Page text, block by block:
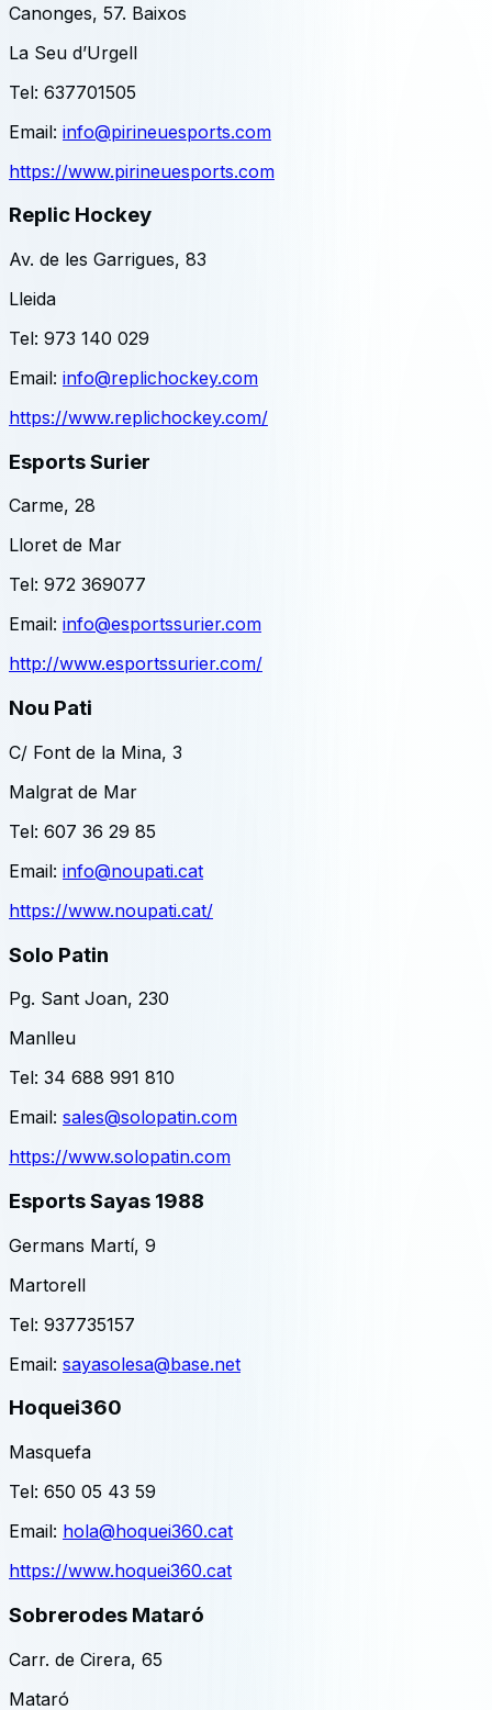
Canonges, 57. Baixos
La Seu d’Urgell
Tel: 637701505
Email: info@pirineuesports.com
https://www.pirineuesports.com
Replic Hockey
Av. de les Garrigues, 83
Lleida
Tel: 973 140 029
Email: info@replichockey.com
https://www.replichockey.com/
Esports Surier
Carme, 28
Lloret de Mar
Tel: 972 369077
Email: info@esportssurier.com
http://www.esportssurier.com/
Nou Pati
C/ Font de la Mina, 3
Malgrat de Mar
Tel: 607 36 29 85
Email: info@noupati.cat
https://www.noupati.cat/
Solo Patin
Pg. Sant Joan, 230
Manlleu
Tel: 34 688 991 810
Email: sales@solopatin.com
https://www.solopatin.com
Esports Sayas 1988
Germans Martí, 9
Martorell
Tel: 937735157
Email: sayasolesa@base.net
Hoquei360
Masquefa
Tel: 650 05 43 59
Email: hola@hoquei360.cat
https://www.hoquei360.cat
Sobrerodes Mataró
Carr. de Cirera, 65
Mataró